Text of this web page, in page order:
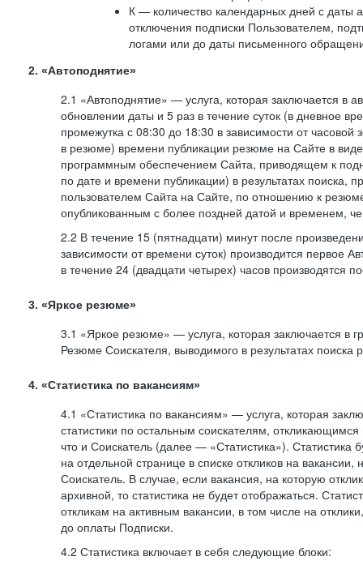
К — количество календарных дней с даты
отключения подписки Пользователем,
логами или до даты письменного
2. «Автоподнятие»
2.1 «Автоподнятие» — услуга, которая заключается в
обновлении даты и 5 раз в течение суток (в дневное
промежутка с 08:30 до 18:30 в зависимости от часовой
в резюме) времени публикации резюме на Сайте в
программным обеспечением Сайта, приводящем к
по дате и времени публикации) в результатах поиска,
пользователем Сайта на Сайте, по отношению к
опубликованным с более поздней датой и временем,
2.2 В течение 15 (пятнадцати) минут после
зависимости от времени суток) производится первое
в течение 24 (двадцати четырех) часов производятся
3. «Яркое резюме»
3.1 «Яркое резюме» — услуга, которая заключается в
Резюме Соискателя, выводимого в результатах поиска
4. «Статистика по вакансиям»
4.1 «Статистика по вакансиям» — услуга, которая
статистики по остальным соискателям,
что и Соискатель (далее — «Статистика»). Статистика
на отдельной странице в списке откликов на вакансии,
Соискатель. В случае, если вакансия, на которую
архивной, то статистика не будет отображаться.
откликам на активным вакансии, в том числе на
до оплаты Подписки.
4.2 Статистика включает в себя следующие блоки: